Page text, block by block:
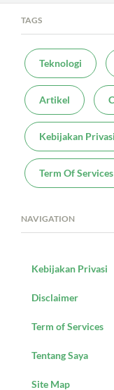
TAGS
Teknologi
Artikel
Kebijakan Privasi
Term Of Services
NAVIGATION
Kebijakan Privasi
Disclaimer
Term of Services
Tentang Saya
Site Map